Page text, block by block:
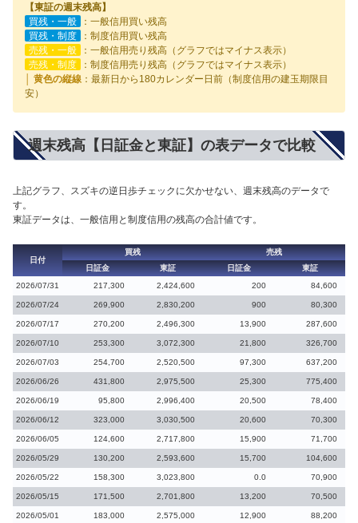
【東証の週末残高】
買残・一般
：一般信用買い残高
買残・制度
：制度信用買い残高
売残・一般
：一般信用売り残高（グラフではマイナス表示）
売残・制度
：制度信用売り残高（グラフではマイナス表示）
│ 黄色の縦線 ：最新日から180カレンダー日前（制度信用の建玉期限目
安）
週末残高【日証金と東証】の表データで比較
上記グラフ、スズキの逆日歩チェックに欠かせない、週末残高のデータで
す。
東証データは、一般信用と制度信用の残高の合計値です。
日付
買残
売残
日証金
東証 日証金
東証
2026/07/31
217,300 2,424,600 200 84,600
2026/07/24 269,900 2,830,200 900 80,300
2026/07/17 270,200 2,496,300 13,900 287,600
2026/07/10 253,300 3,072,300 21,800 326,700
2026/07/03 254,700 2,520,500 97,300 637,200
2026/06/26 431,800 2,975,500 25,300 775,400
2026/06/19 95,800 2,996,400 20,500 78,400
2026/06/12 323,000 3,030,500 20,600 70,300
2026/06/05 124,600 2,717,800 15,900 71,700
2026/05/29 130,200 2,593,600 15,700 104,600
2026/05/22 158,300 3,023,800 0.0 70,900
2026/05/15 171,500 2,701,800 13,200 70,500
2026/05/01 183,000 2,575,000 12,900 88,200